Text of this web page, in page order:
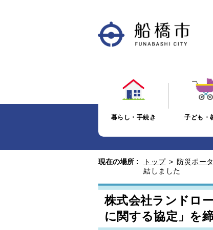
暮らし・手続き 子ども・
現在の場所 : トップ > 防災ポー
結しました
株式会社ランドロ
に関する協定」を